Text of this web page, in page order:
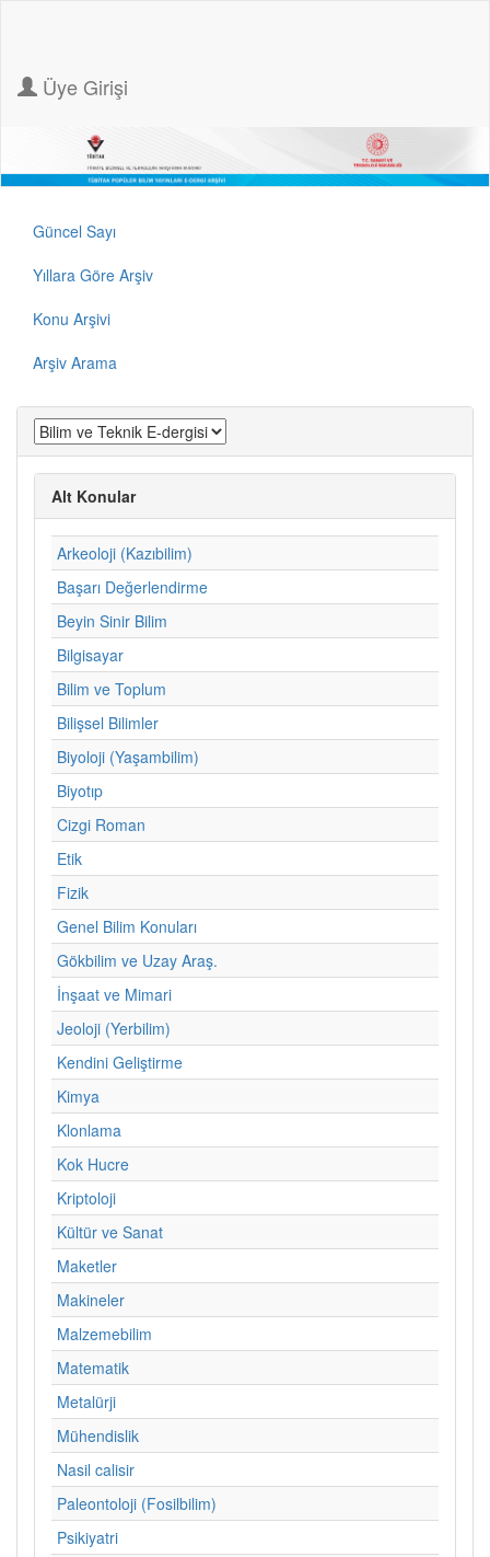
Üye Girişi
Güncel Sayı
Yıllara Göre Arşiv
Konu Arşivi
Arşiv Arama
Alt Konular
Arkeoloji (Kazıbilim)
Başarı Değerlendirme
Beyin Sinir Bilim
Bilgisayar
Bilim ve Toplum
Bilişsel Bilimler
Biyoloji (Yaşambilim)
Biyotıp
Cizgi Roman
Etik
Fizik
Genel Bilim Konuları
Gökbilim ve Uzay Araş.
İnşaat ve Mimari
Jeoloji (Yerbilim)
Kendini Geliştirme
Kimya
Klonlama
Kok Hucre
Kriptoloji
Kültür ve Sanat
Maketler
Makineler
Malzemebilim
Matematik
Metalürji
Mühendislik
Nasil calisir
Paleontoloji (Fosilbilim)
Psikiyatri